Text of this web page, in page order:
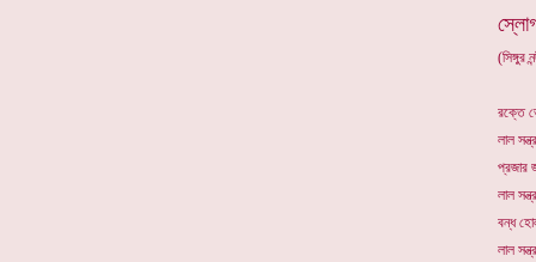
(সিঙ্গুর
রক্তে
লাল
প্রজার
লাল
বন্ধ
লাল